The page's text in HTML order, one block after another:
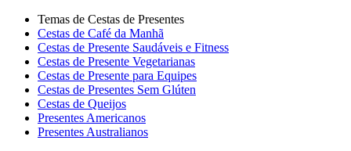
Temas de Cestas de Presentes
Cestas de Café da Manhã
Cestas de Presente Saudáveis e Fitness
Cestas de Presente Vegetarianas
Cestas de Presente para Equipes
Cestas de Presentes Sem Glúten
Cestas de Queijos
Presentes Americanos
Presentes Australianos